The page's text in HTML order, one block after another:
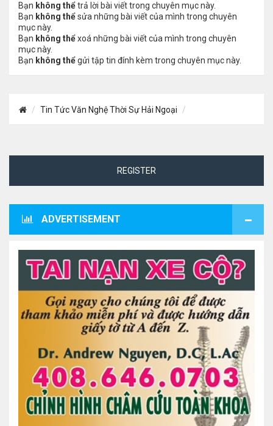
Bạn không thểtrả lời bài viết trong chuyên mục này.
Bạn không thểsửa những bài viết của mình trong chuyên
mục này.
Bạn không thểxoá những bài viết của mình trong chuyên
mục này.
Bạn không thểgửi tập tin đính kèm trong chuyên mục này.
Tin Tức Văn Nghệ Thời Sự Hải Ngoại
REGISTER
ADVERTISEMENT